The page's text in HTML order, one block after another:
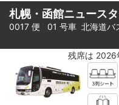
札幌・函館ニュース
0017 便 01 号車 北海道バ
残席は 2026